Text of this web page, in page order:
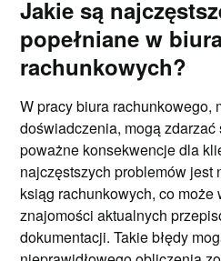
Jakie są
popełniane w
rachunkowych?
W pracy biura rachunkowego,
doświadczenia, mogą zdarzać
poważne konsekwencje dla
najczęstszych problemów jest
ksiąg rachunkowych, co może
znajomości aktualnych
dokumentacji. Takie błędy